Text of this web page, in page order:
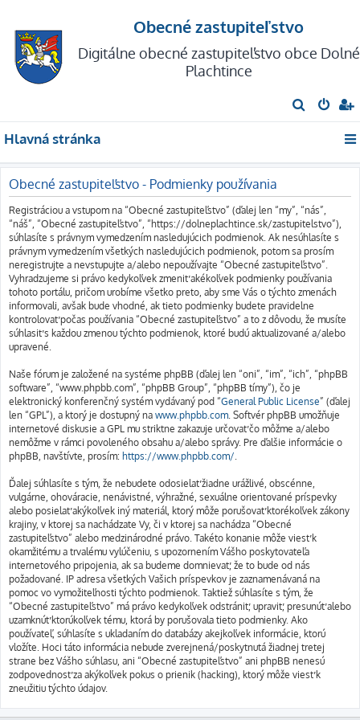
Obecné zastupiteľstvo
Digitálne obecné zastupiteľstvo obce Dolné
Plachtince
ľ
d
Hlavná stránka
Obecné zastupiteľstvo - Podmienky používania
Registráciou a vstupom na “Obecné zastupiteľstvo” (ďalej len “my”, “nás”,
“náš”, “Obecné zastupiteľstvo”, “https://dolneplachtince.sk/zastupitelstvo”),
súhlasíte s právnym vymedzením nasledujúcich podmienok. Ak nesúhlasíte s
právnym vymedzením všetkých nasledujúcich podmienok, potom sa prosím
neregistrujte a nevstupujte a/alebo nepoužívajte “Obecné zastupiteľstvo”.
Vyhradzujeme si právo kedykoľvek zmeniť akékoľvek podmienky používania
tohoto portálu, pričom urobíme všetko preto, aby sme Vás o týchto zmenách
informovali, avšak bude vhodné, ak tieto podmienky budete pravidelne
kontrolovať počas používania “Obecné zastupiteľstvo” a to z dôvodu, že musíte
súhlasiť s každou zmenou týchto podmienok, ktoré budú aktualizované a/alebo
upravené.
Naše fórum je založené na systéme phpBB (ďalej len “oni”, “im”, “ich”, “phpBB
software”, “www.phpbb.com”, “phpBB Group”, “phpBB tímy”), čo je
elektronický konferenčný systém vydávaný pod “General Public License” (ďalej
len “GPL”), a ktorý je dostupný na www.phpbb.com . Softvér phpBB umožňuje
internetové diskusie a GPL mu striktne zakazuje určovať čo môžme a/alebo
nemôžme v rámci povoleného obsahu a/alebo správy. Pre ďalšie informácie o
phpBB, navštívte, prosím: https://www.phpbb.com/
Ďalej súhlasíte s tým, že nebudete odosielať žiadne urážlivé, obscénne,
vulgárne, ohováracie, nenávistné, výhražné, sexuálne orientované príspevky
alebo posielať akýkoľvek iný materiál, ktorý môže porušovať ktorékoľvek zákony
krajiny, v ktorej sa nachádzate Vy, či v ktorej sa nachádza “Obecné
zastupiteľstvo” alebo medzinárodné právo. Takéto konanie môže viesť k
okamžitému a trvalému vylúčeniu, s upozornením Vášho poskytovateľa
internetového pripojenia, ak sa budeme domnievať, že to bude od nás
požadované. IP adresa všetkých Vašich príspevkov je zaznamenávaná na
pomoc vo vymožiteľnosti týchto podmienok. Taktiež súhlasíte s tým, že
“Obecné zastupiteľstvo” má právo kedykoľvek odstrániť, upraviť, presunúť alebo
uzamknúť ktorúkoľvek tému, ktorá by porušovala tieto podmienky. Ako
používateľ, súhlasíte s ukladaním do databázy akejkoľvek informácie, ktorú
vložíte. Hoci táto informácia nebude zverejnená/poskytnutá žiadnej tretej
strane bez Vášho súhlasu, ani “Obecné zastupiteľstvo” ani phpBB nenesú
zodpovednosť za akýkoľvek pokus o prienik (hacking), ktorý môže viesť k
zneužitiu týchto údajov.